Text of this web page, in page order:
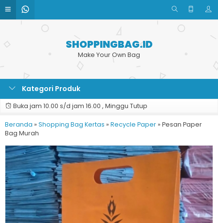
SHOPPINGBAG.ID
Make Your Own Bag
Kategori Produk
Buka jam 10.00 s/d jam 16.00 , Minggu Tutup
Beranda » Shopping Bag Kertas » Recycle Paper » Pesan Paper
Bag Murah